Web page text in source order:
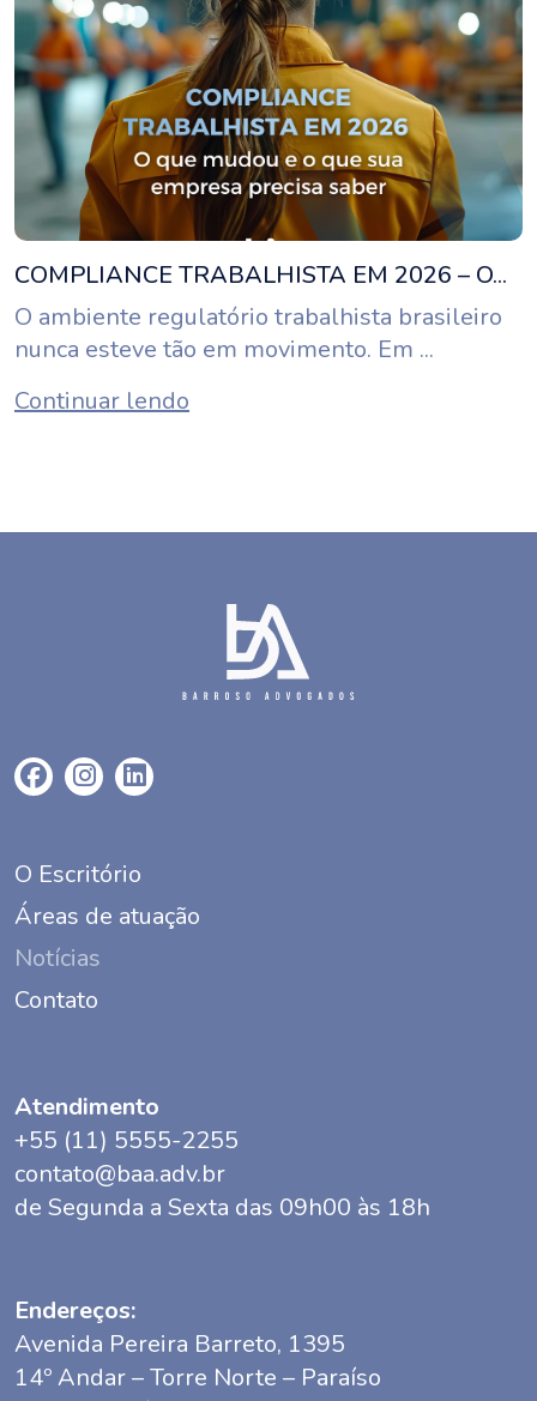
COMPLIANCE TRABALHISTA EM 2026 – O...
O ambiente regulatório trabalhista brasileiro
nunca esteve tão em movimento. Em ...
Continuar lendo
O Escritório
Áreas de atuação
Notícias
Contato
Atendimento
+55 (11) 5555-2255
contato@baa.adv.br
de Segunda a Sexta das 09h00 às 18h
Endereços:
Avenida Pereira Barreto, 1395
14º Andar – Torre Norte – Paraíso